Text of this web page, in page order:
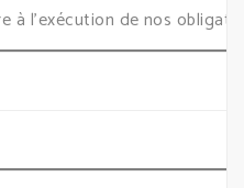
à l’exécution de nos